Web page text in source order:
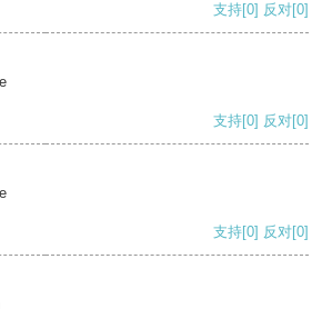
支持[0] 反对[0]
支持[0] 反对[0]
支持[0] 反对[0]